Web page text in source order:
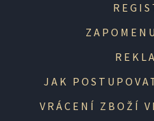
JAK
VRÁCENÍ ZBOŽÍ